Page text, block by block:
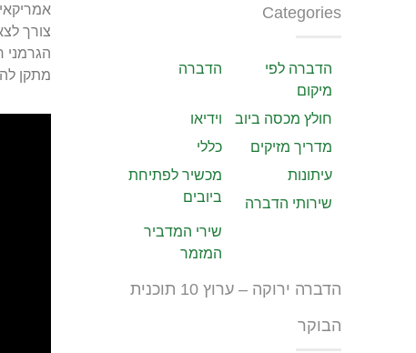
צורך
הגרמני
מתקן
Categories
הדברה
הדברה לפי
מיקום
וידיאו
חולץ מכסה ביוב
כללי
מדריך מזיקים
מכשיר לפתיחת
ביובים
עיתונות
שירותי הדברה
שירי המדביר
המזמר
הדברה ירוקה – ערוץ 10 תוכנית
הבוקר